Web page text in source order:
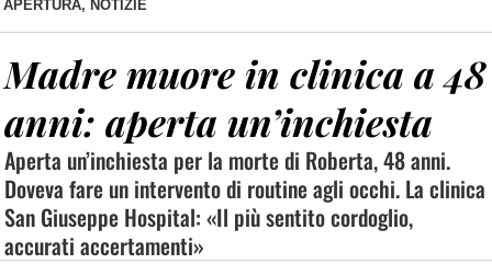
APERTURA, NOTIZIE
Madre muore in clinica a 48
anni: aperta un’inchiesta
Aperta un’inchiesta per la morte di Roberta, 48 anni.
Doveva fare un intervento di routine agli occhi. La clinica
San Giuseppe Hospital: «Il più sentito cordoglio,
accurati accertamenti»